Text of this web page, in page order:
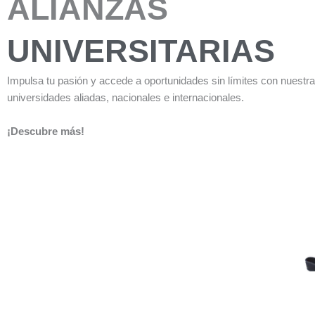
ALIANZAS
UNIVERSITARIAS
Impulsa tu pasión y accede a oportunidades sin límites con
universidades aliadas, nacionales e internacionales.
¡Descubre más!